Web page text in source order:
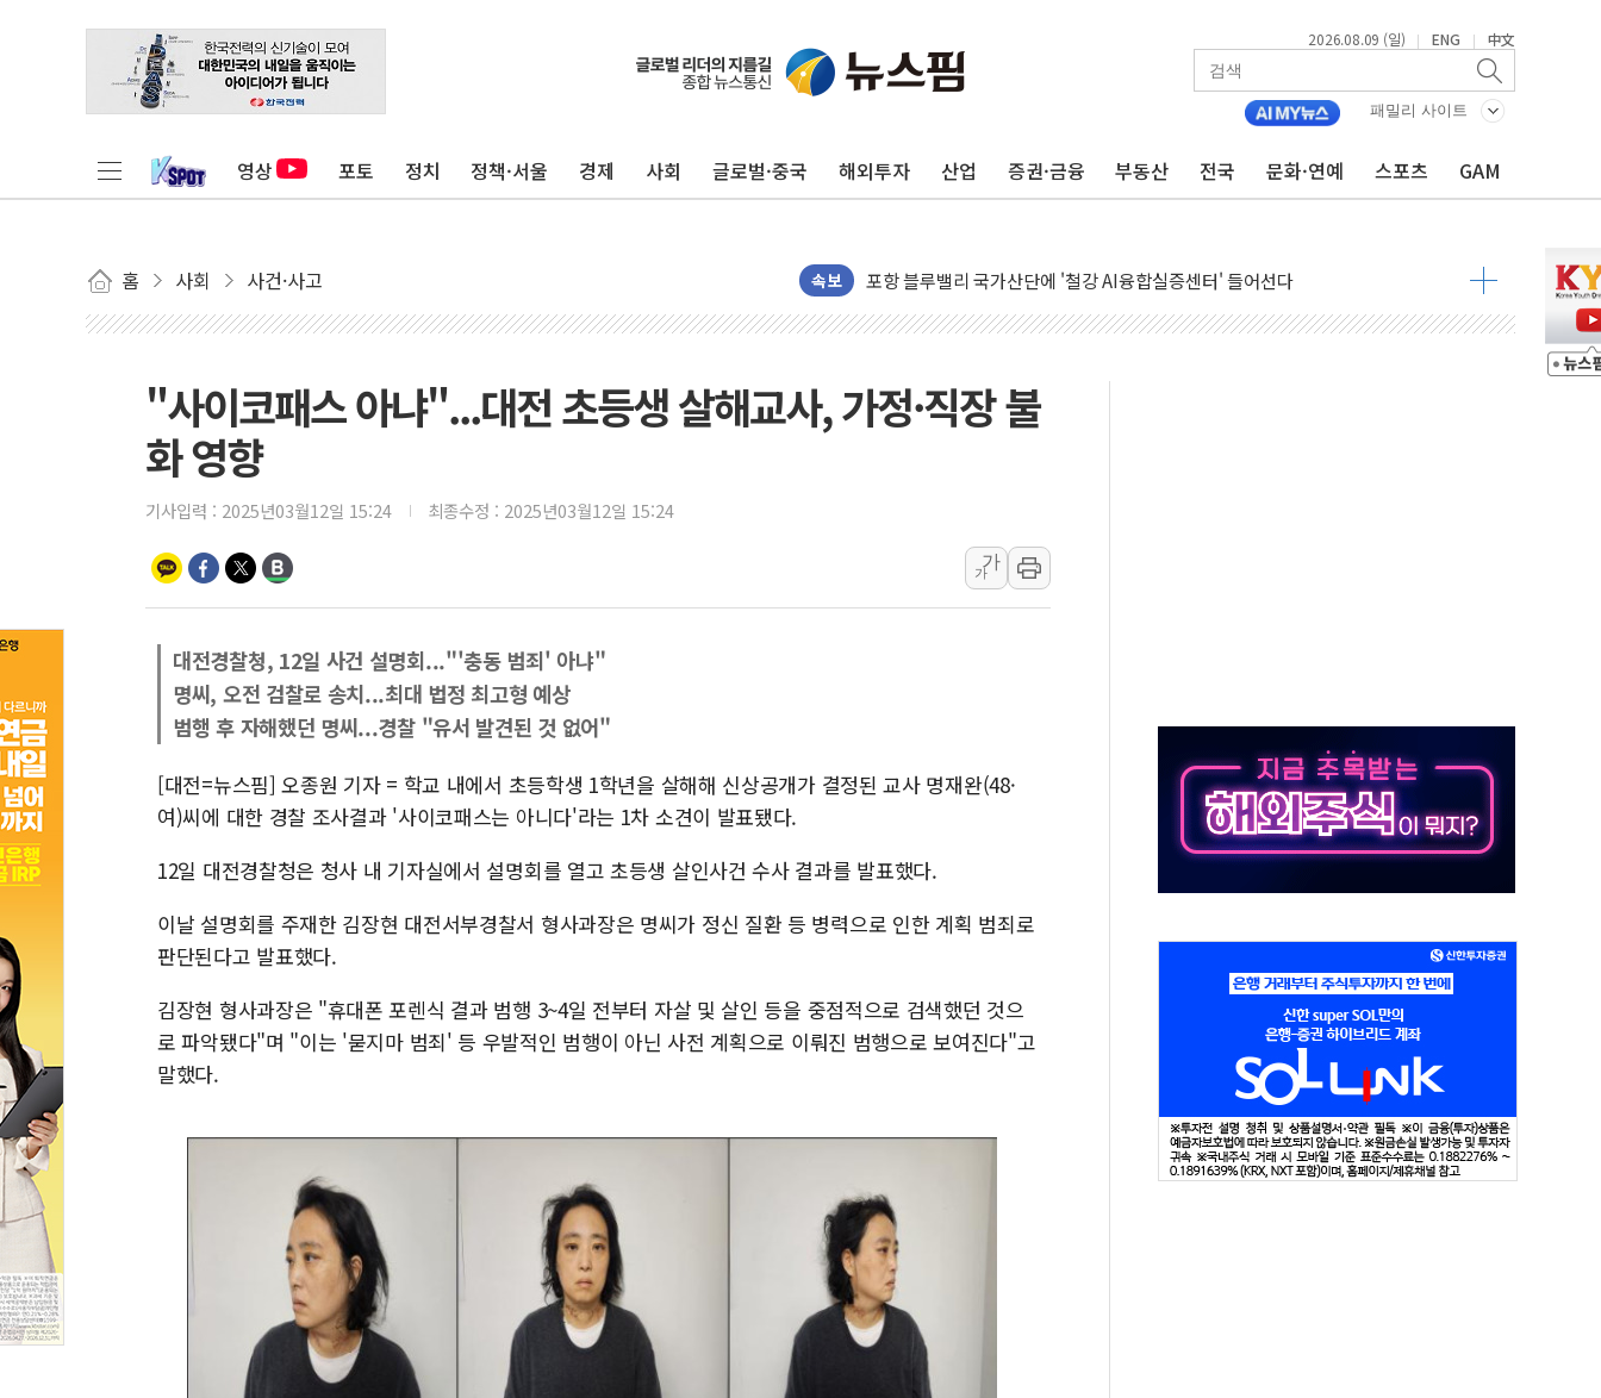
2026.08.09 (일) | ENG | 中文
패밀리 사이트
영상 포토 정치 정책·서울 경제 사회 글로벌·중국 해외투자 산업 증권·금융 부동산 전국 문화·연예 스포츠 GAM
홈 사회 사건·사고 속보
상주 낙동강 선착장 하류서 50대 숨진 채 발견...경찰, 조사 중
[종합] 김민석, 정청래에 누적 '1.48%p' 차 선두 유지...金 46.01% vs 鄭 44.53%
인천서 말다툼 중 어머니 살해 10대 구속…범행 후 반려견도 죽여
김민석, 강원·대구·경북 경선서 정청래에 승리…金 48.54% vs 鄭 44.40%
[속보] 민주, 강원 경선 결과 발표...김민석 50.30% 정청래 41.94% 송영길 7.76%
정재헌 CEO, SKT 장기고객 400명 맞이…"마음 잇는 시간 되길"
병무청, 보충역 전면 손질… 예술·체육요원 최대 33% 감축
홈플러스發 대형마트 판매, 역대 최대폭 감소한 9.4%↓…유통업계 양극화 심화
윤준병·이해민 의원, '정부 특사'로 콜롬비아 대통령 취임식 참석
'호우·산사태 주의보' 울진 시간당 30mm 강한 비...호우 피해 없어
여야, 황희 '버스 하우스' 공방…野 "청년 우롱 기괴" vs 與 "송구한 해프닝"
"사이코패스 아냐"...대전 초등생 살해교사, 가정·직장 불
화 영향
기사입력 : 2025년03월12일 15:24 최종수정 : 2025년03월12일 15:24
가
가
대전경찰청, 12일 사건 설명회..."'충동 범죄' 아냐"
명씨, 오전 검찰로 송치...최대 법정 최고형 예상
범행 후 자해했던 명씨...경찰 "유서 발견된 것 없어"
[대전=뉴스핌] 오종원 기자 = 학교 내에서 초등학생 1학년을 살해해 신상공개가 결정된 교사 명재완(48·
여)씨에 대한 경찰 조사결과 '사이코패스는 아니다'라는 1차 소견이 발표됐다.
12일 대전경찰청은 청사 내 기자실에서 설명회를 열고 초등생 살인사건 수사 결과를 발표했다.
이날 설명회를 주재한 김장현 대전서부경찰서 형사과장은 명씨가 정신 질환 등 병력으로 인한 계획 범죄로
판단된다고 발표했다.
김장현 형사과장은 "휴대폰 포렌식 결과 범행 3~4일 전부터 자살 및 살인 등을 중점적으로 검색했던 것으
로 파악됐다"며 "이는 '묻지마 범죄' 등 우발적인 범행이 아닌 사전 계획으로 이뤄진 범행으로 보여진다"고
말했다.